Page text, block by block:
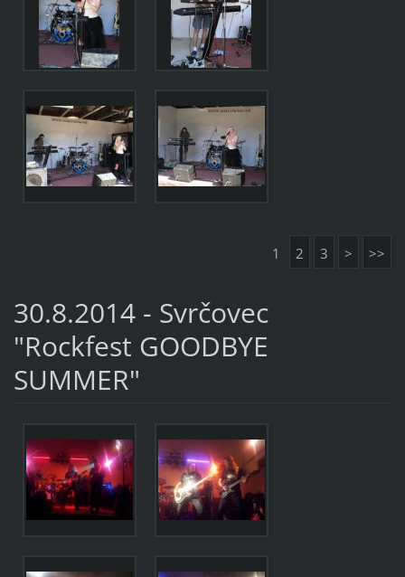
1 2 3 > >>
30.8.2014 - Svrčovec
"Rockfest GOODBYE
SUMMER"